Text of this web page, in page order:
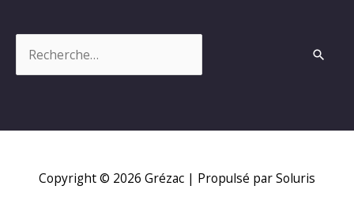
Copyright © 2026 Grézac | Propulsé par Soluris